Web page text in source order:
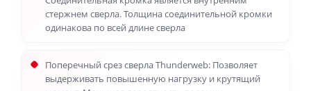
стержнем сверла. Толщина соединительной кромки
одинакова по всей длине сверла
Поперечный срез сверла Thunderweb: Позволяет
выдерживать повышенную нагрузку и крутящий